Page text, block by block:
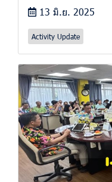
13 มิ.ย. 2025
Activity Update